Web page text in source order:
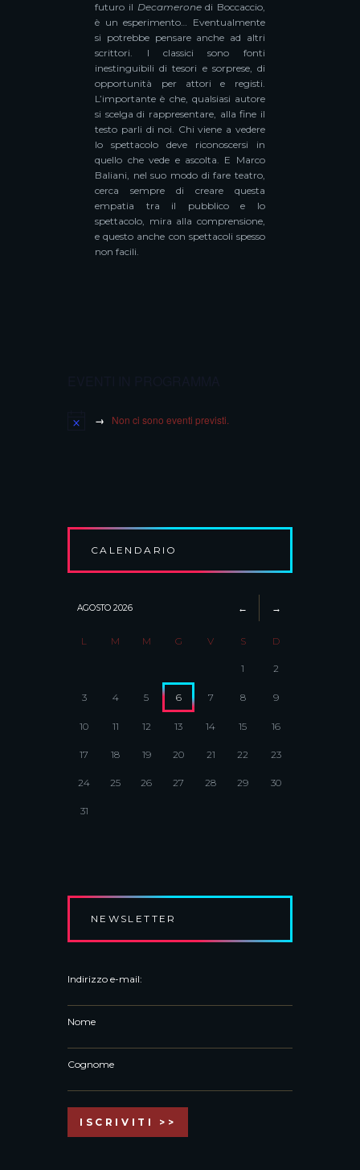
futuro il Decameronedi Boccaccio,
è un esperimento… Eventualmente
si potrebbe pensare anche ad altri
scrittori. I classici sono fonti
inestinguibili di tesori e sorprese, di
opportunità per attori e registi.
L’importante è che, qualsiasi autore
si scelga di rappresentare, alla fine il
testo parli di noi. Chi viene a vedere
lo spettacolo deve riconoscersi in
quello che vede e ascolta. E Marco
Baliani, nel suo modo di fare teatro,
cerca sempre di creare questa
empatia tra il pubblico e lo
spettacolo, mira alla comprensione,
e questo anche con spettacoli spesso
non facili.
Non ci sono eventi previsti.
CALENDARIO
AGOSTO 2026
L M M G V S D
1 2
3 4 5 6 7 8 9
10 11 12 13 14 15 16
17 18 19 20 21 22 23
24 25 26 27 28 29 30
31
NEWSLETTER
Indirizzo e-mail:
Nome
Cognome